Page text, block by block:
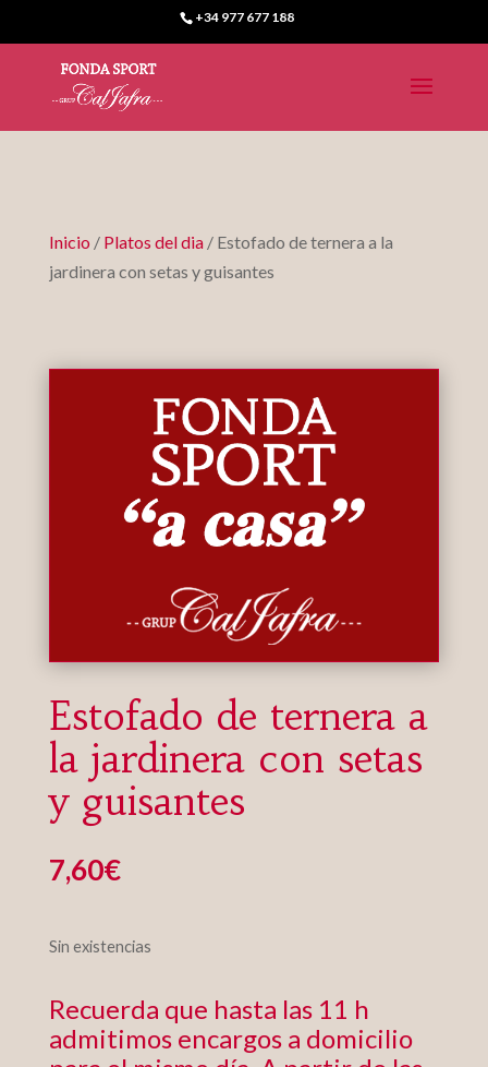
+34 977 677 188
Inicio / Platos del dia/ Estofado de ternera a la
jardinera con setas y guisantes
Estofado de ternera a
la jardinera con setas
y guisantes
7,60€
Sin existencias
Recuerda que hasta las 11 h
admitimos encargos a domicilio